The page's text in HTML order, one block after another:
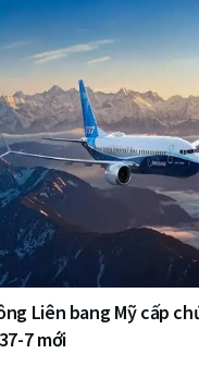
Liên bang Mỹ cấp
7 mới